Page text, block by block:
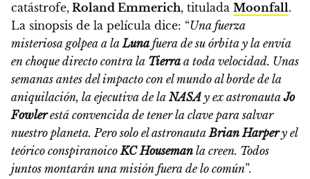
catástrofe, Roland Emmerich, titulada Moonfall.
La sinopsis de la película dice: “Una fuerza
misteriosa golpea a laLuna fuera de su órbita y la envía
en choque directo contra la Tierra a toda velocidad. Unas
semanas antes del impacto con el mundo al borde de la
aniquilación, la ejecutiva de laNASA y ex astronautaJo
Fowlerestá convencida de tener la clave para salvar
nuestro planeta. Pero solo el astronautaBrian Harpery el
teórico conspiranoicoKC Houseman la creen. Todos
juntos montarán una misión fuera de lo común”.